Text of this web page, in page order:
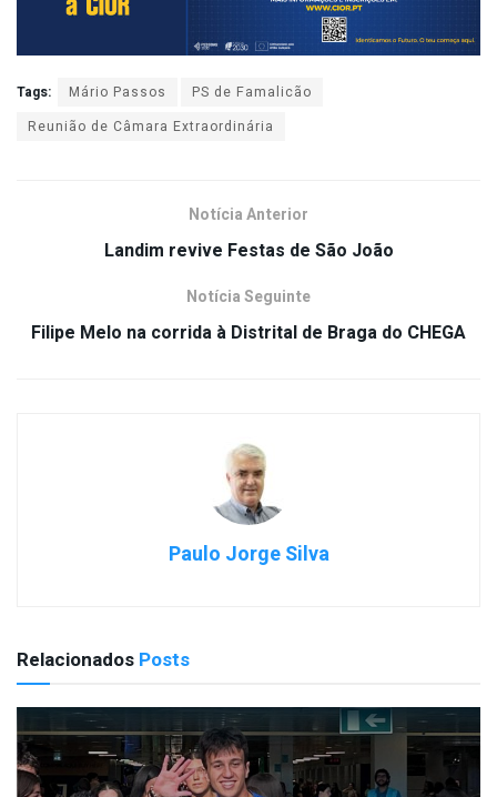
Tags: Mário Passos
PS de Famalicão
Reunião de Câmara Extraordinária
Notícia Anterior
Landim revive Festas de São João
Notícia Seguinte
Filipe Melo na corrida à Distrital de Braga do CHEGA
Paulo Jorge Silva
Relacionados Posts